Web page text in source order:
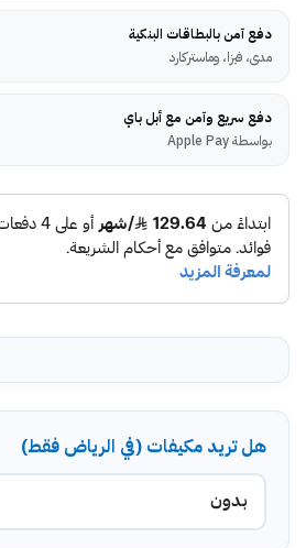
دفع آمن بالبطاقات البنكية
مدى، فيزا، وماستركارد
دفع سريع وآمن مع أبل باي
بواسطة Apple Pay
هل تريد مكيفات (في الرياض فقط)